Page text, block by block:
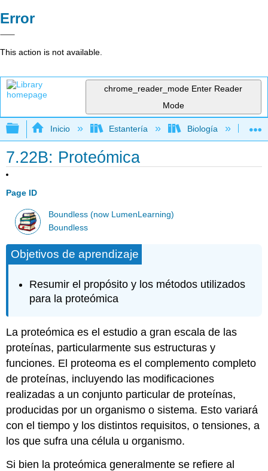
Error
This action is not available.
chrome_reader_mode Enter Reader
Mode
Expandir/contraer jerarquía global
Inicio Estantería Biología
7.22B: Proteómica
Page ID
Boundless (now LumenLearning)
Boundless
Objetivos de aprendizaje
Resumir el propósito y los métodos utilizados
para la proteómica
La proteómica es el estudio a gran escala de las
proteínas, particularmente sus estructuras y
funciones. El proteoma es el complemento completo
de proteínas, incluyendo las modificaciones
realizadas a un conjunto particular de proteínas,
producidas por un organismo o sistema. Esto variará
con el tiempo y los distintos requisitos, o tensiones, a
los que sufra una célula u organismo.
Si bien la proteómica generalmente se refiere al